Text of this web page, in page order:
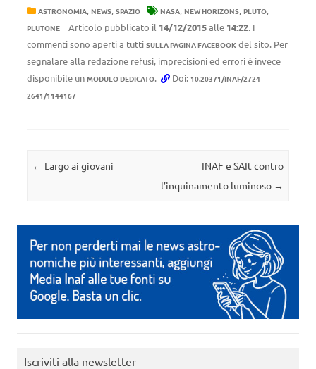
ASTRONOMIA, NEWS, SPAZIO NASA, NEW HORIZONS, PLUTO,
PLUTONE Articolo pubblicato il 14/12/2015alle 14:22. I
commenti sono aperti a tutti SULLA PAGINA FACEBOOK del sito. Per
segnalare alla redazione refusi, imprecisioni ed errori è invece
disponibile un MODULO DEDICATO. Doi: 10.20371/INAF/2724-
2641/1144167
Navigazione articolo
← Largo ai giovani
INAF e SAIt contro
l’inquinamento luminoso →
Iscriviti alla newsletter